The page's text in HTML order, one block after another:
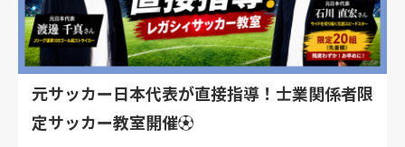
元サッカー日本代表が直接指導！士業関係者限
定サッカー教室開催⚽